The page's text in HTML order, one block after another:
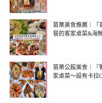
苗栗美食推薦｜『
餐的客家桌菜&海
苗栗公館美食｜『
家桌菜～設有卡拉